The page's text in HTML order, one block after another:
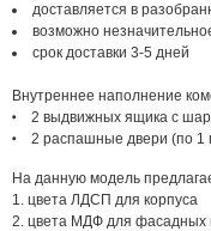
доставляется в
возможно
срок доставки 3-5 дней
Внутреннее наполнение
2 выдвижных ящика с
2 распашные двери (по 1
На данную модель
1. цвета ЛДСП для корпуса
2. цвета МДФ для фасадных